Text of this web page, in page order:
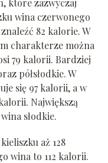
które zazwyczaj
wina czerwonego
82 kalorie. W
charakterze można
79 kalorii. Bardziej
półsłodkie. W
się 97 kalorii, a w
Największą
słodkie.
aż 128
wina to 112 kalorii.